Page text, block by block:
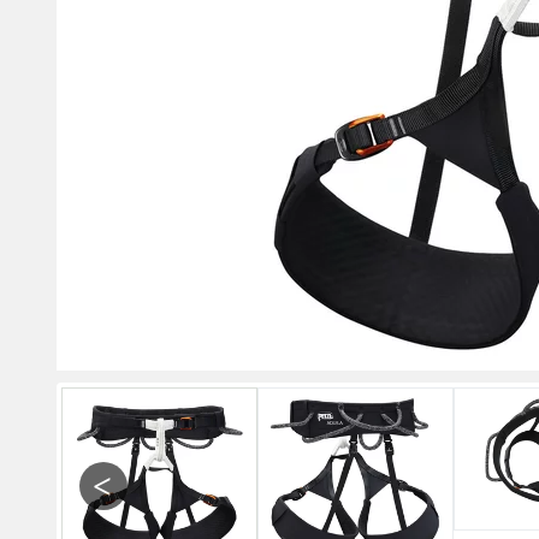
Previous